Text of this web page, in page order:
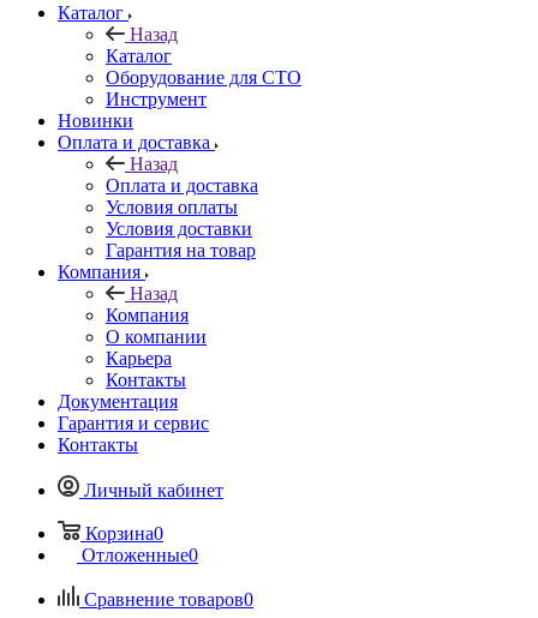
Каталог
Назад
Каталог
Оборудование для СТО
Инструмент
Новинки
Оплата и доставка
Назад
Оплата и доставка
Условия оплаты
Условия доставки
Гарантия на товар
Компания
Назад
Компания
О компании
Карьера
Контакты
Документация
Гарантия и сервис
Контакты
Личный кабинет
Корзина0
Отложенные0
Сравнение товаров0